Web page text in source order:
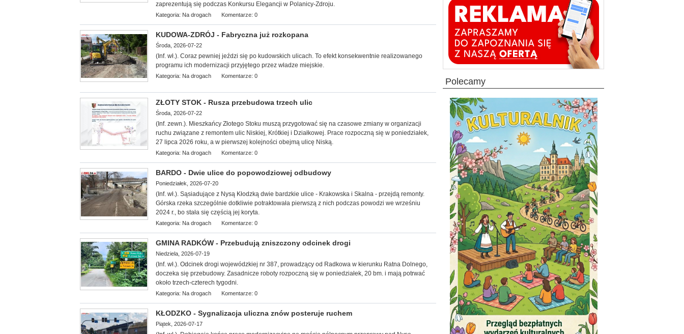
zaprezentują się podczas Konkursu Elegancji w Polanicy-Zdroju.
Kategoria: Na drogach Komentarze: 0
KUDOWA-ZDRÓJ - Fabryczna już rozkopana
Środa, 2026-07-22
(Inf. wł.). Coraz pewniej jeździ się po kudowskich ulicach. To efekt konsekwentnie realizowanego
programu ich modernizacji przyjętego przez władze miejskie.
Kategoria: Na drogach Komentarze: 0
ZŁOTY STOK - Rusza przebudowa trzech ulic
Środa, 2026-07-22
(Inf. zewn.). Mieszkańcy Złotego Stoku muszą przygotować się na czasowe zmiany w organizacji
ruchu związane z remontem ulic Niskiej, Krótkiej i Działkowej. Prace rozpoczną się w poniedziałek,
27 lipca 2026 roku, a w pierwszej kolejności obejmą ulicę Niską.
Kategoria: Na drogach Komentarze: 0
BARDO - Dwie ulice do popowodziowej odbudowy
Poniedziałek, 2026-07-20
(Inf. wł.). Sąsiadujące z Nysą Kłodzką dwie bardzkie ulice - Krakowska i Skalna - przejdą remonty.
Górska rzeka szczególnie dotkliwie potraktowała pierwszą z nich podczas powodzi we wrześniu
2024 r., bo stała się częścią jej koryta.
Kategoria: Na drogach Komentarze: 0
GMINA RADKÓW - Przebudują zniszczony odcinek drogi
Niedziela, 2026-07-19
(Inf. wł.). Odcinek drogi wojewódzkiej nr 387, prowadzący od Radkowa w kierunku Ratna Dolnego,
doczeka się przebudowy. Zasadnicze roboty rozpoczną się w poniedziałek, 20 bm. i mają potrwać
około trzech-czterech tygodni.
Kategoria: Na drogach Komentarze: 0
KŁODZKO - Sygnalizacja uliczna znów posteruje ruchem
Piątek, 2026-07-17
polecamy